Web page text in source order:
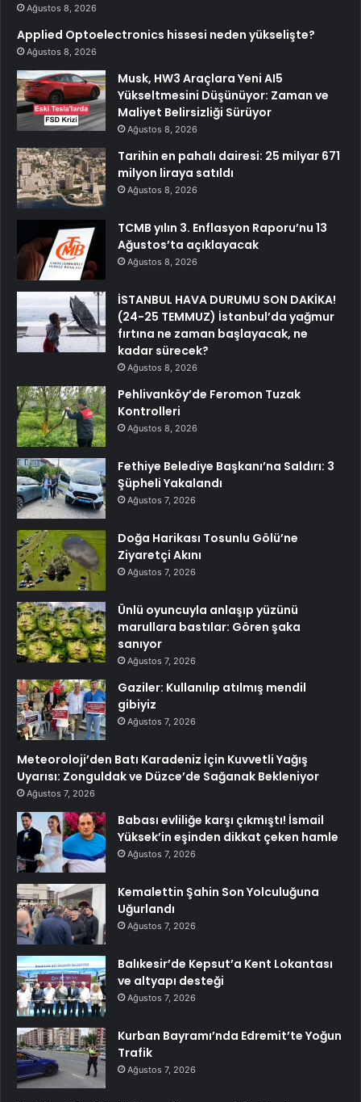
Ağustos 8, 2026
Applied Optoelectronics hissesi neden yükselişte?
Ağustos 8, 2026
Musk, HW3 Araçlara Yeni AI5
Yükseltmesini Düşünüyor: Zaman ve
Maliyet Belirsizliği Sürüyor
Ağustos 8, 2026
Tarihin en pahalı dairesi: 25 milyar 671
milyon liraya satıldı
Ağustos 8, 2026
TCMB yılın 3. Enflasyon Raporu’nu 13
Ağustos’ta açıklayacak
Ağustos 8, 2026
İSTANBUL HAVA DURUMU SON DAKİKA!
(24-25 TEMMUZ) İstanbul’da yağmur
fırtına ne zaman başlayacak, ne
kadar sürecek?
Ağustos 8, 2026
Pehlivanköy’de Feromon Tuzak
Kontrolleri
Ağustos 8, 2026
Fethiye Belediye Başkanı’na Saldırı: 3
Şüpheli Yakalandı
Ağustos 7, 2026
Doğa Harikası Tosunlu Gölü’ne
Ziyaretçi Akını
Ağustos 7, 2026
Ünlü oyuncuyla anlaşıp yüzünü
marullara bastılar: Gören şaka
sanıyor
Ağustos 7, 2026
Gaziler: Kullanılıp atılmış mendil
gibiyiz
Ağustos 7, 2026
Meteoroloji’den Batı Karadeniz İçin Kuvvetli Yağış
Uyarısı: Zonguldak ve Düzce’de Sağanak Bekleniyor
Ağustos 7, 2026
Babası evliliğe karşı çıkmıştı! İsmail
Yüksek’in eşinden dikkat çeken hamle
Ağustos 7, 2026
Kemalettin Şahin Son Yolculuğuna
Uğurlandı
Ağustos 7, 2026
Balıkesir’de Kepsut’a Kent Lokantası
ve altyapı desteği
Ağustos 7, 2026
Kurban Bayramı’nda Edremit’te Yoğun
Trafik
Ağustos 7, 2026